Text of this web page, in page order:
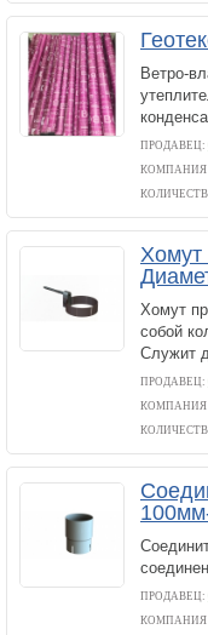
Ветро-
ПРОДАВЕЦ:
КОМПАНИЯ
Хомут
Хомут
собой
Служит
ПРОДАВЕЦ:
КОМПАНИЯ
ПРОДАВЕЦ:
КОМПАНИЯ